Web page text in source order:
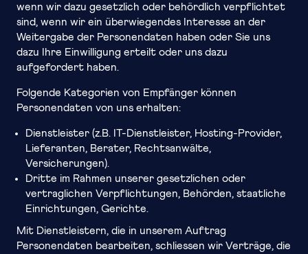
wenn wir dazu gesetzlich oder behördlich verpflichtet
sind, wenn wir ein überwiegendes Interesse an der
Weitergabe der Personendaten haben oder Sie uns
dazu Ihre Einwilligung erteilt oder uns dazu
aufgefordert haben.
Folgende Kategorien von Empfänger können
Personendaten von uns erhalten:
Dienstleister (z.B. IT-Dienstleister, Hosting-Provider,
Lieferanten, Berater, Rechtsanwälte,
Versicherungen).
Dritte im Rahmen unserer gesetzlichen oder
vertraglichen Verpflichtungen, Behörden, staatliche
Einrichtungen, Gerichte.
Mit Dienstleistern, die in unserem Auftrag
Personendaten bearbeiten, schliessen wir Verträge, die